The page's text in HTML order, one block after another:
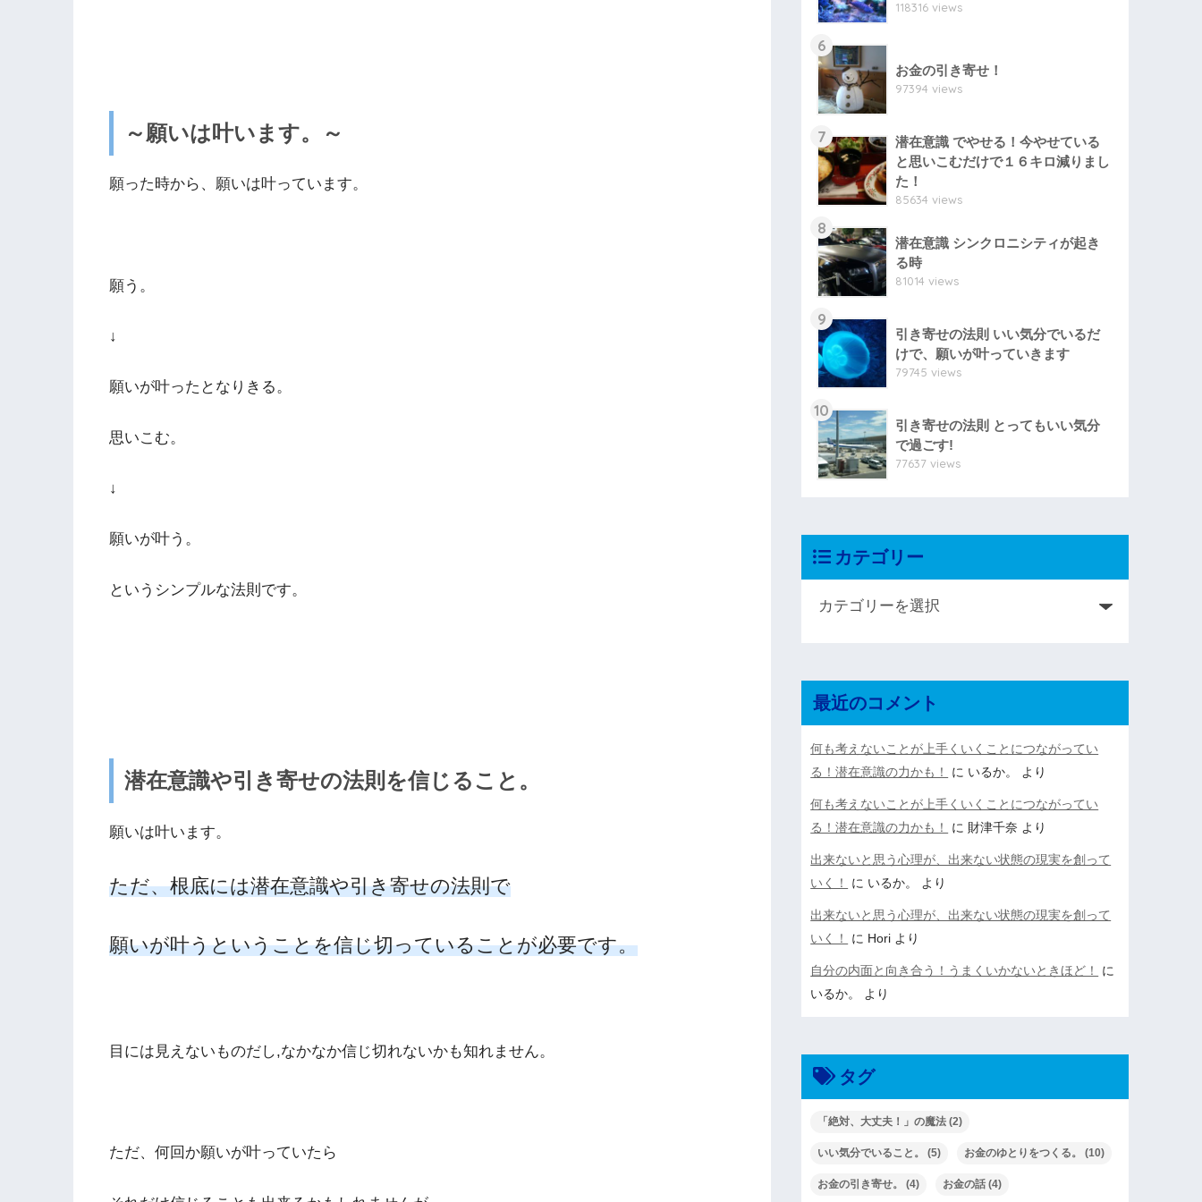
～願いは叶います。～
願った時から、願いは叶っています。
願う。
↓
願いが叶ったとなりきる。
思いこむ。
↓
願いが叶う。
というシンプルな法則です。
潜在意識や引き寄せの法則を信じること。
願いは叶います。
ただ、根底には潜在意識や引き寄せの法則で
願いが叶うということを信じ切っていることが必要です。
目には見えないものだし,なかなか信じ切れないかも知れません。
ただ、何回か願いが叶っていたら
118316 views
6
お金の引き寄せ！
97394 views
7
潜在意識 でやせる！今やせている
と思いこむだけで１６キロ減りまし
た！
85634 views
8
潜在意識 シンクロニシティが起き
る時
81014 views
9
引き寄せの法則 いい気分でいるだ
けで、願いが叶っていきます
79745 views
10
引き寄せの法則 とってもいい気分
で過ごす!
77637 views
カテゴリー
最近のコメント
何も考えないことが上手くいくことにつながってい
る！潜在意識の力かも！
に いるか。 より
何も考えないことが上手くいくことにつながってい
る！潜在意識の力かも！
に 財津千奈 より
出来ないと思う心理が、出来ない状態の現実を創って
いく！
に いるか。 より
出来ないと思う心理が、出来ない状態の現実を創って
いく！
に Hori より
自分の内面と向き合う！うまくいかないときほど！
に
いるか。
より
タグ
「絶対、大丈夫！」の魔法 (2)
いい気分でいること。 (5) お金のゆとりをつくる。 (10)
お金の引き寄せ。 (4) お金の話 (4)